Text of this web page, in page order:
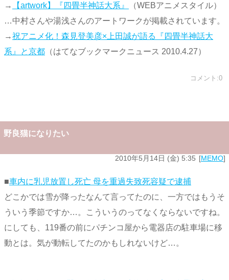
→ 【artwork】『四畳半神話大系』
（WEBアニメスタイル）
…中村さんや湯浅さんのアートワークが掲載されています。
→祝アニメ化！森見登美彦×上田誠が語る『四畳半神話大
系』と京都 （はてなブックマークニュース 2010.4.27）
コメント:0
野良猫になりたい
2010年5月14日 (金) 5:35 MEMO
■車内に乳児放置し死亡 母を重過失致死容疑で逮捕
どこかでは雪が降ったなんて言ってたのに、一方ではもうそ
ういう季節ですか…。こういうのってなくならないですね。
にしても、119番の前にパチンコ屋から電器店の駐車場に移
動とは。気が動転してたのかもしれないけど…。